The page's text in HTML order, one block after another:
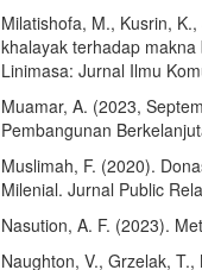
Milatishofa, M., Kusrin,
khalayak terhadap
Linimasa: Jurnal Ilmu
Muamar, A. (2023,
Pembangunan
Muslimah, F. (2020).
Milenial. Jurnal Public
Nasution, A. F. (2023).
Naughton, V., Grzelak,